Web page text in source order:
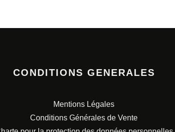
CONDITIONS GENERALES
Mentions Légales
Conditions Générales de Vente